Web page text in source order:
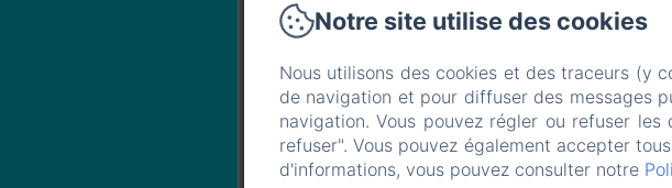
38
info@hotelmidi.be
Notre site utilise des cookies
Nous utilisons des cookies et des traceurs (y
de navigation et pour diffuser des messages
navigation. Vous pouvez régler ou refuser
refuser". Vous pouvez également accepter
d'informations, vous pouvez consulter notre